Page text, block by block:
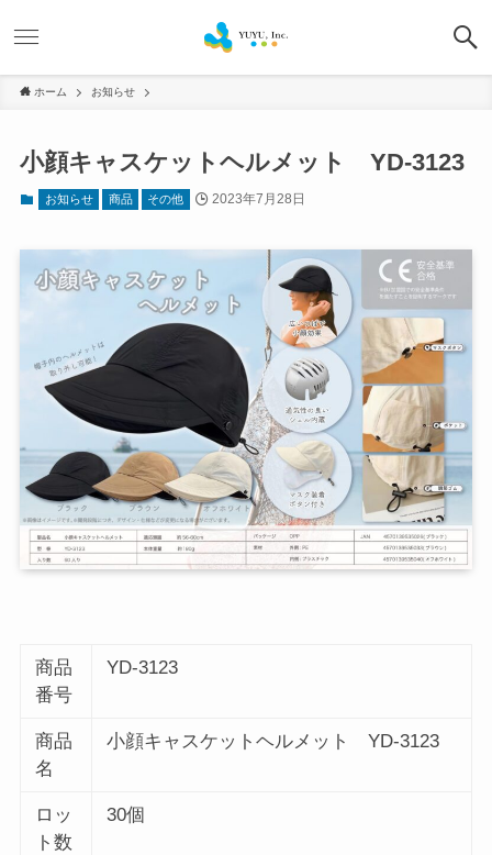
ホーム お知らせ
小顔キャスケットヘルメット YD-3123
お知らせ 商品 その他 2023年7月28日
商品
番号
YD-3123
商品
名
小顔キャスケットヘルメット YD-3123
ロッ
ト数
30個